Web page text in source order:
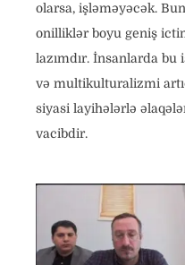
olarsa, işləməyəcək.
onilliklər boyu geniş
lazımdır. İnsanlarda
və multikulturalizmi
siyasi layihələrlə
vacibdir.